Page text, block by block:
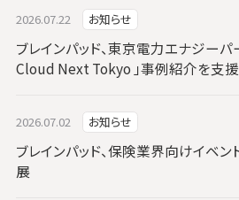
2026.07.22 お知らせ
ブレインパッド、東京電力エナジーパ
Cloud Next Tokyo 」事例紹介を支援
2026.07.02 お知らせ
ブレインパッド、保険業界向けイベン
展